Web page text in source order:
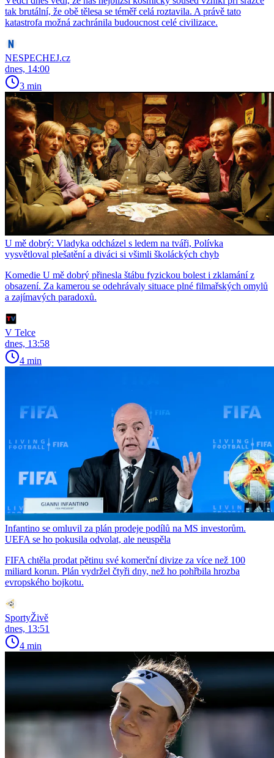
tak brutální, že obě tělesa se téměř celá roztavila. A právě tato
katastrofa možná zachránila budoucnost celé civilizace.
NESPECHEJ.cz
dnes, 14:00
3 min
U mě dobrý: Vladyka odcházel s ledem na tváři, Polívka
vysvětloval plešatění a diváci si všimli školáckých chyb
Komedie U mě dobrý přinesla štábu fyzickou bolest i zklamání z
obsazení. Za kamerou se odehrávaly situace plné filmařských omylů
a zajímavých paradoxů.
V Telce
dnes, 13:58
4 min
Infantino se omluvil za plán prodeje podílů na MS investorům.
UEFA se ho pokusila odvolat, ale neuspěla
FIFA chtěla prodat pětinu své komerční divize za více než 100
miliard korun. Plán vydržel čtyři dny, než ho pohřbila hrozba
evropského bojkotu.
SportyŽivě
dnes, 13:51
4 min